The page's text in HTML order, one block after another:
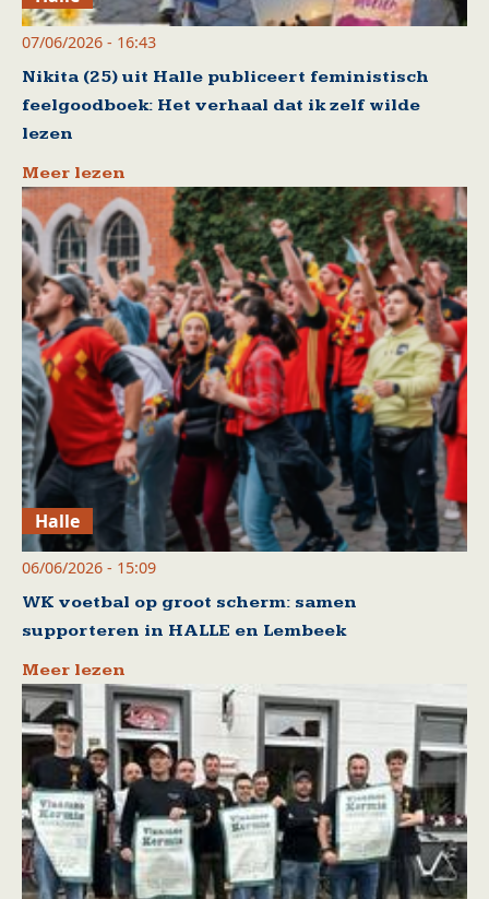
07/06/2026 - 16:43
Nikita (25) uit Halle publiceert feministisch
feelgoodboek: Het verhaal dat ik zelf wilde
lezen
Meer lezen
Halle
06/06/2026 - 15:09
WK voetbal op groot scherm: samen
supporteren in HALLE en Lembeek
Meer lezen